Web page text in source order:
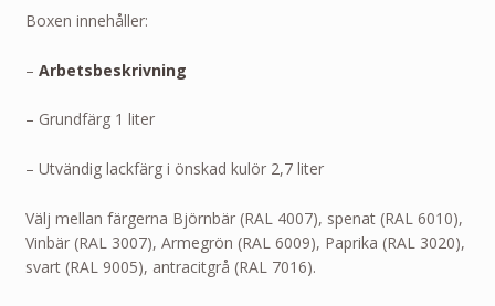
Boxen innehåller:
– Arbetsbeskrivning
– Grundfärg 1 liter
– Utvändig lackfärg i önskad kulör 2,7 liter
Välj mellan färgerna Björnbär (RAL 4007), spenat (RAL 6010),
Vinbär (RAL 3007), Armegrön (RAL 6009), Paprika (RAL 3020),
svart (RAL 9005), antracitgrå (RAL 7016).